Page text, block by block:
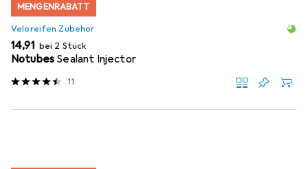
MENGENRABATT
Veloreifen Zubehör
EUR
14,91 bei 2 Stück
Notubes Sealant Injector
11